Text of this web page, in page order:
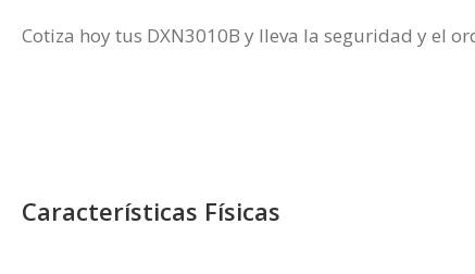
Cotiza hoy tus DXN3010B y lleva la seguridad y el
Características Físicas